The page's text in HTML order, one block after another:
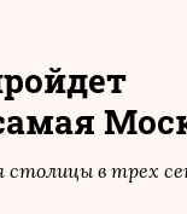
столицы в трех